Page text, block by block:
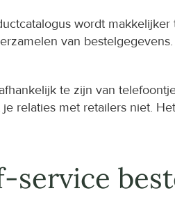
wordt
van
te zijn van
relaties met retailers niet.
service